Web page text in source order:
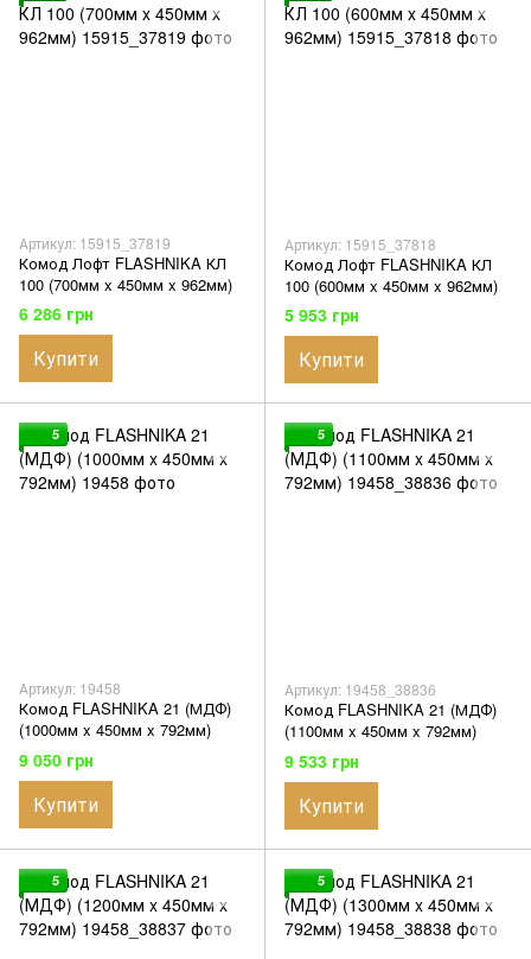
Артикул: 15915_37819
Комод Лофт FLASHNIKA КЛ
100 (700мм x 450мм x 962мм)
6 286 грн
Купити
Артикул: 15915_37818
Комод Лофт FLASHNIKA КЛ
100 (600мм x 450мм x 962мм)
5 953 грн
Купити
5
Артикул: 19458
Комод FLASHNIKA 21 (МДФ)
(1000мм x 450мм x 792мм)
9 050 грн
Купити
5
Артикул: 19458_38836
Комод FLASHNIKA 21 (МДФ)
(1100мм x 450мм x 792мм)
9 533 грн
Купити
5 5